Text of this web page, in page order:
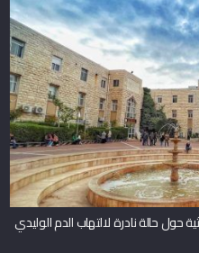
حالة نادرة لالتهاب الدم الوليدي